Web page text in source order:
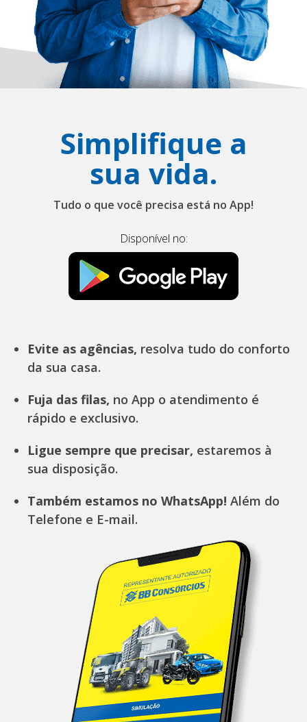
Simplifique a
sua vida.
Tudo o que você precisa está no App!
Disponível no:
Evite as agências, resolva tudo do conforto
da sua casa.
Fuja das filas, no App o atendimento é
rápido e exclusivo.
Ligue sempre que precisar, estaremos à
sua disposição.
Também estamos no WhatsApp! Além do
Telefone e E-mail.